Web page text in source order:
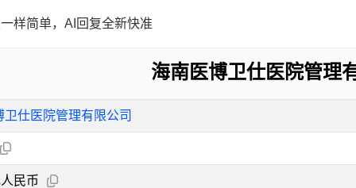
样简单，AI回复全新快准
海南医博卫仕医院管理
卫仕医院管理有限公司
民币